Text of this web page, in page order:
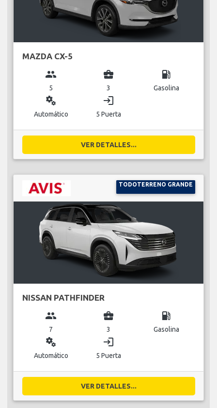
MAZDA CX-5
group
5
business_center
3
local_gas_station
Gasolina
miscellaneous_services
Automático
login
5 Puerta
VER DETALLES...
TODOTERRENO GRANDE
NISSAN PATHFINDER
group
7
business_center
3
local_gas_station
Gasolina
miscellaneous_services
Automático
login
5 Puerta
VER DETALLES...